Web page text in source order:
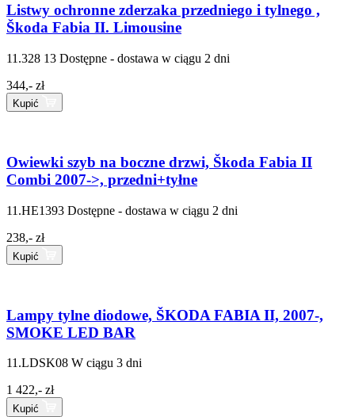
Listwy ochronne zderzaka przedniego i tylnego ,
Škoda Fabia II. Limousine
11.328 13 Dostępne - dostawa w ciągu 2 dni
344,- zł
Kupić
Owiewki szyb na boczne drzwi, Škoda Fabia II
Combi 2007->, przedni+tyłne
11.HE1393 Dostępne - dostawa w ciągu 2 dni
238,- zł
Kupić
Lampy tylne diodowe, ŠKODA FABIA II, 2007-,
SMOKE LED BAR
11.LDSK08 W ciągu 3 dni
1 422,- zł
Kupić